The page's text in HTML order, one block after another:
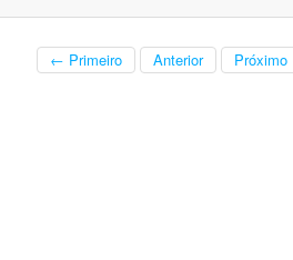
← Primeiro Anterior Próximo